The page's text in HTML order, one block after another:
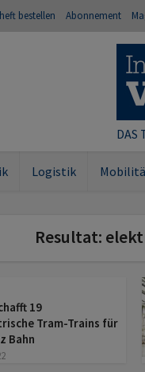
bestellen Abonnement
DAS
Logistik
Resultat:
19
Tram-Trains für
Bahn